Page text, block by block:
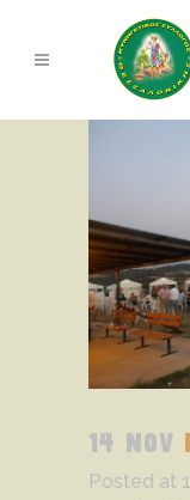
14 NOV
Posted at